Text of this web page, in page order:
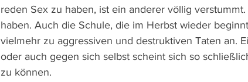
reden Sex zu haben, ist ein anderer völlig
haben. Auch die Schule, die im Herbst wieder
vielmehr zu aggressiven und destruktiven Taten an.
oder auch gegen sich selbst scheint sich so
zu können.